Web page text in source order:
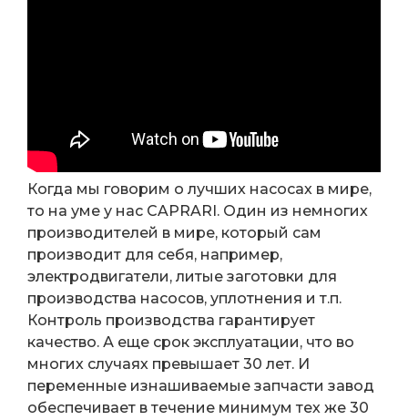
Когда мы говорим о лучших насосах в мире,
то на уме у нас CAPRARI. Один из немногих
производителей в мире, который сам
производит для себя, например,
электродвигатели, литые заготовки для
производства насосов, уплотнения и т.п.
Контроль производства гарантирует
качество. А еще срок эксплуатации, что во
многих случаях превышает 30 лет. И
переменные изнашиваемые запчасти завод
обеспечивает в течение минимум тех же 30